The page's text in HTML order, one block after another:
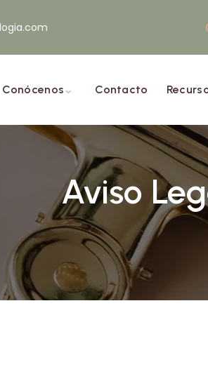
Conócenos Contacto
Aviso